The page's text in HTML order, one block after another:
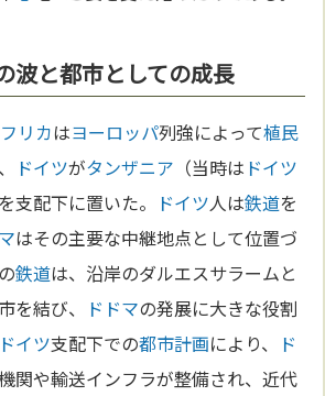
波と都市としての成長
リカはヨーロッパ列強によって植民
ドイツがタンザニア （当時は ドイツ
支配下に置いた。 ドイツ人は鉄道を
はその主要な中継地点として位置づ
鉄道は、沿岸のダルエスサラームと
を結び、 ドドマの発展に大きな役割
ドイツ支配下での都市計画により、 ド
関や輸送インフラが整備され、近代